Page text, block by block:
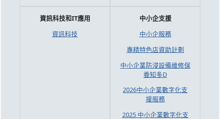
資訊科技和IT應用
資訊科技
中小企支援
中小企服務
專精特色店資助計劃
中小企業防浸設備維修保
養知多D
2026中小企業數字化支
援服務
2025 中小企業數字化支